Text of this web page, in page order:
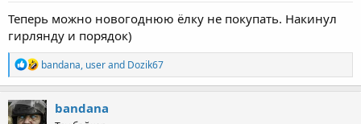
Теперь можно новогоднюю ёлку не покупать. Накинул
гирлянду и порядок)
R
e
a
c
t
bandana, userand Dozik67
bandana